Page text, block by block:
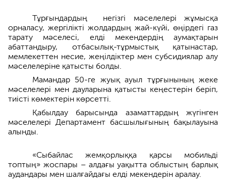
Тұрғындардың негізгі мәселелері жұмысқа
орналасу, жергілікті жолдардың жай-күйі, өңірдегі газ
тарату мәселесі, елді мекендердің аумақтарын
абаттандыру, отбасылық-тұрмыстық қатынастар,
мемлекеттен несие, жеңілдіктер мен субсидиялар алу
мәселелеріне қатысты болды.
Мамандар 50-ге жуық ауыл тұрғынының жеке
мәселелері мен дауларына қатысты кеңестерін беріп,
тиісті көмектерін көрсетті.
Қабылдау барысында азаматтардың жүгінген
мәселелері Департамент басшылығының бақылауына
алынды.
«Сыбайлас жемқорлыққа қарсы мобильді
топтың» жоспары – алдағы уақытта облыстың барлық
аудандары мен шалғайдағы елді мекендерін аралау.